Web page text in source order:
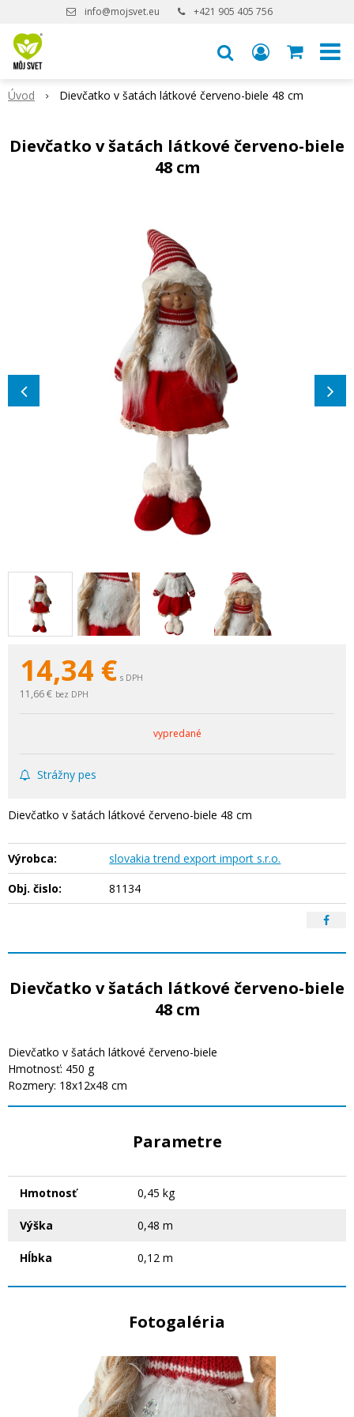
info@mojsvet.eu +421 905 405 756
Úvod Dievčatko v šatách látkové červeno-biele 48 cm
Dievčatko v šatách látkové červeno-biele
48 cm
14,34 € s DPH
11,66 € bez DPH
vypredané
Strážny pes
Dievčatko v šatách látkové červeno-biele 48 cm
Výrobca:
slovakia trend export import s.r.o.
Obj. čislo:
81134
Dievčatko v šatách látkové červeno-biele
48 cm
Dievčatko v šatách látkové červeno-biele
Hmotnosť: 450 g
Rozmery: 18x12x48 cm
Parametre
Hmotnosť 0,45 kg
Výška 0,48 m
Hĺbka 0,12 m
Fotogaléria